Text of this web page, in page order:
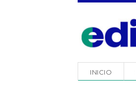
INICIO